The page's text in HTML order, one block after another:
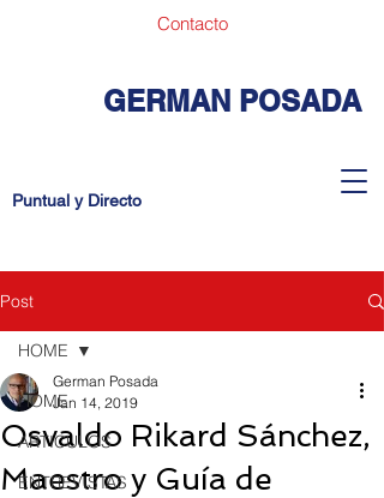
Contacto
GERMAN POSADA
Puntual y Directo
Post
HOME
ARTICULOS
ENTREVISTAS
HOME
Osvaldo Rikard Sánchez,
Maestro y Guía de
German Posada
Jan 14, 2019